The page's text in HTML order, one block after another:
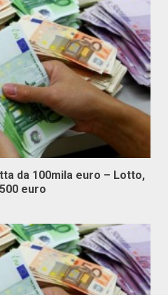
da 100mila euro – Lotto,
euro